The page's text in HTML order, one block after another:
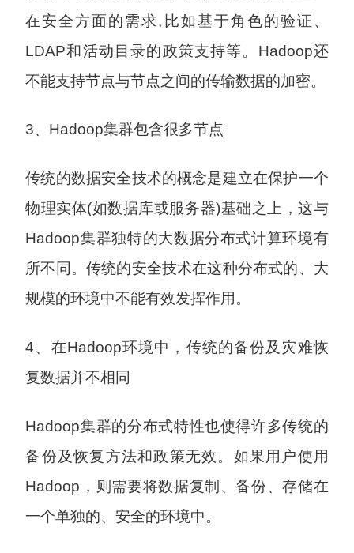
在安全方面的需求,比如基于角色的验证、
LDAP和活动目录的政策支持等。Hadoop还
不能支持节点与节点之间的传输数据的加密。
3、Hadoop集群包含很多节点
传统的数据安全技术的概念是建立在保护一个
物理实体(如数据库或服务器)基础之上，这与
Hadoop集群独特的大数据分布式计算环境有
所不同。传统的安全技术在这种分布式的、大
规模的环境中不能有效发挥作用。
4、在Hadoop环境中，传统的备份及灾难恢
复数据并不相同
Hadoop集群的分布式特性也使得许多传统的
备份及恢复方法和政策无效。如果用户使用
Hadoop，则需要将数据复制、备份、存储在
一个单独的、安全的环境中。